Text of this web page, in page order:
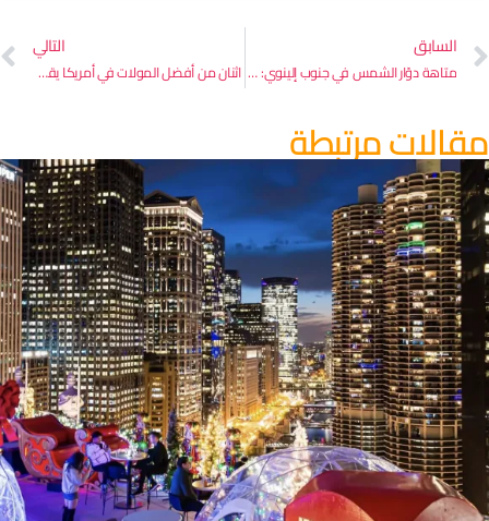
السابق
متاهة دوّار الشمس في جنوب إلينوي: رحلة صيفية مثالية من شيكاغو
التالي
اثنان من أفضل المولات في أمريكا يقعان في ضواحي شيكاغو – حسب تصنيف جديد
مرتبطة